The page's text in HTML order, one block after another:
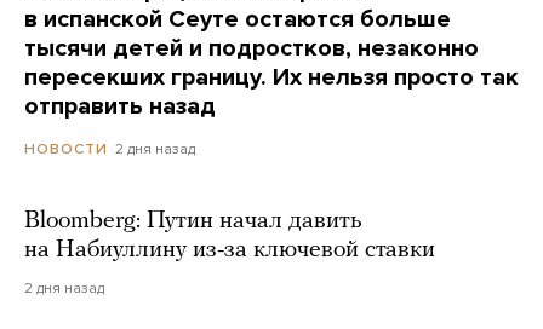
в испанской Сеуте остаются больше
тысячи детей и подростков, незаконно
пересекших границу. Их нельзя просто так
отправить назад
НОВОСТИ 2 дня назад
Bloomberg: Путин начал давить
на Набиуллину из-за ключевой ставки
2 дня назад